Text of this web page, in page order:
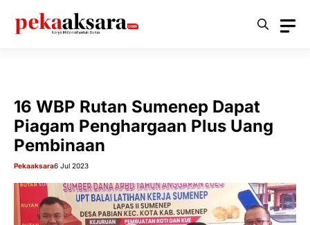
16 WBP Rutan Sumenep Dapat
Piagam Penghargaan Plus Uang
Pembinaan
Pekaaksara6 Jul 2023